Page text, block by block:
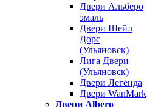
Двери Альберо
эмаль
Двери Шейл
Дорс
(Ульяновск)
Лига Двери
(Ульяновск)
Двери Легенда
Двери WanMark
Двери Albero